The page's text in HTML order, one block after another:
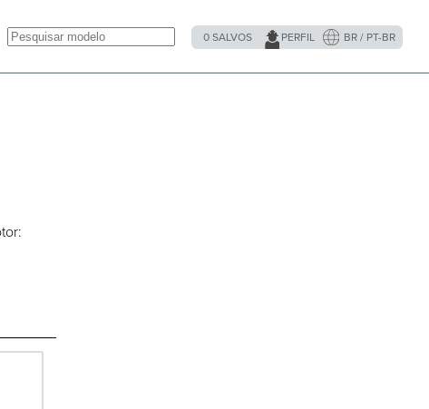
0 SALVOS PERFIL BR / PT-BR